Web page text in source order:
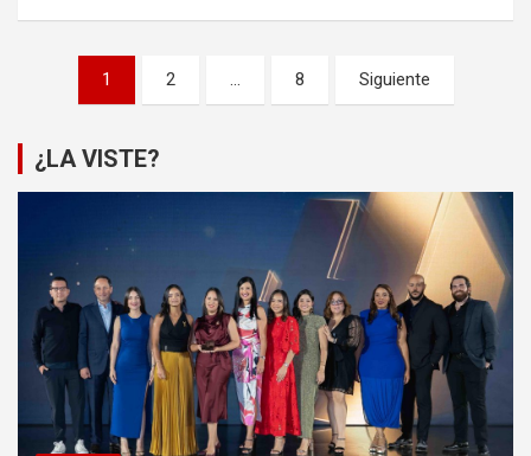
Paginación
entradas
1 2 … 8 Siguiente
¿LA VISTE?